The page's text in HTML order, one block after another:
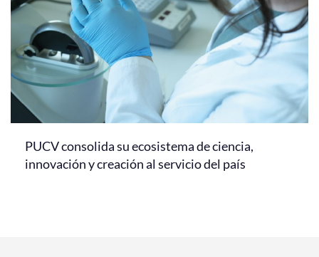
PUCV consolida su ecosistema de ciencia,
innovación y creación al servicio del país